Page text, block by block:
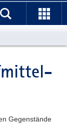
Gegenstände